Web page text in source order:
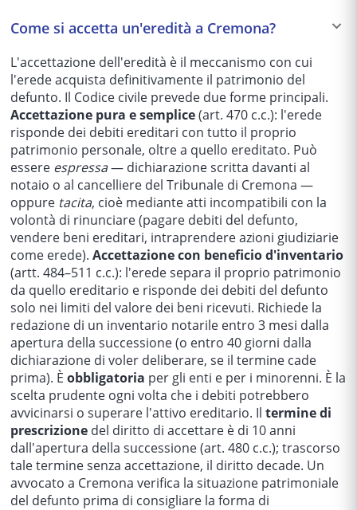
Come si accetta un'eredità a Cremona?
L'accettazione dell'eredità è il meccanismo con cui
l'erede acquista definitivamente il patrimonio del
defunto. Il Codice civile prevede due forme principali.
Accettazione pura e semplice(art. 470 c.c.): l'erede
risponde dei debiti ereditari con tutto il proprio
patrimonio personale, oltre a quello ereditato. Può
essere espressa— dichiarazione scritta davanti al
notaio o al cancelliere del Tribunale di Cremona —
oppure tacita, cioè mediante atti incompatibili con la
volontà di rinunciare (pagare debiti del defunto,
vendere beni ereditari, intraprendere azioni giudiziarie
come erede). Accettazione con beneficio d'inventario
(artt. 484–511 c.c.): l'erede separa il proprio patrimonio
da quello ereditario e risponde dei debiti del defunto
solo nei limiti del valore dei beni ricevuti. Richiede la
redazione di un inventario notarile entro 3 mesi dalla
apertura della successione (o entro 40 giorni dalla
dichiarazione di voler deliberare, se il termine cade
prima). È obbligatoria per gli enti e per i minorenni. È la
scelta prudente ogni volta che i debiti potrebbero
avvicinarsi o superare l'attivo ereditario. Il termine di
prescrizione del diritto di accettare è di 10 anni
dall'apertura della successione (art. 480 c.c.); trascorso
tale termine senza accettazione, il diritto decade. Un
avvocato a Cremona verifica la situazione patrimoniale
del defunto prima di consigliare la forma di